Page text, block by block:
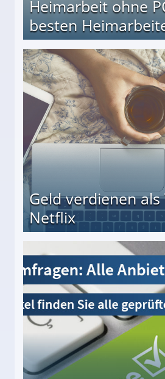
Heimarbeit ohne
besten
Geld verdienen
Netflix